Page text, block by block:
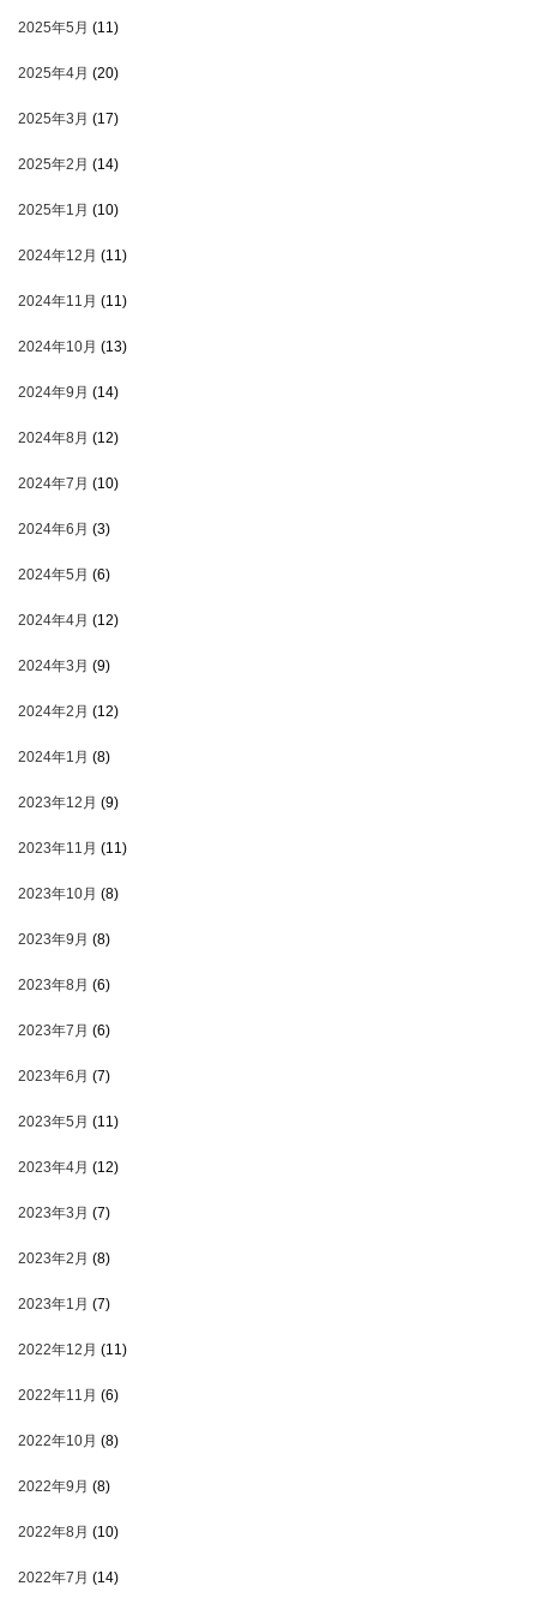
2025年5月 (11)
2025年4月 (20)
2025年3月 (17)
2025年2月 (14)
2025年1月 (10)
2024年12月 (11)
2024年11月 (11)
2024年10月 (13)
2024年9月 (14)
2024年8月 (12)
2024年7月 (10)
2024年6月 (3)
2024年5月 (6)
2024年4月 (12)
2024年3月 (9)
2024年2月 (12)
2024年1月 (8)
2023年12月 (9)
2023年11月 (11)
2023年10月 (8)
2023年9月 (8)
2023年8月 (6)
2023年7月 (6)
2023年6月 (7)
2023年5月 (11)
2023年4月 (12)
2023年3月 (7)
2023年2月 (8)
2023年1月 (7)
2022年12月 (11)
2022年11月 (6)
2022年10月 (8)
2022年9月 (8)
2022年8月 (10)
2022年7月 (14)